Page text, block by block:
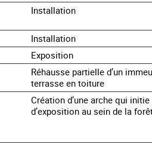
Installation
Installation
Exposition
Réhausse partielle d’un
terrasse en toiture
Création d’une arche qui
d’exposition au sein de la